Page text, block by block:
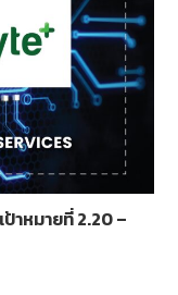
ป้าหมายที่ 2.20 –